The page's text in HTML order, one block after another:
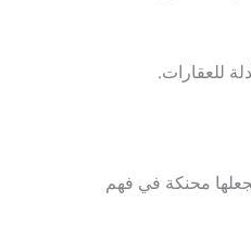
للعقارات.
محنكة في فهم